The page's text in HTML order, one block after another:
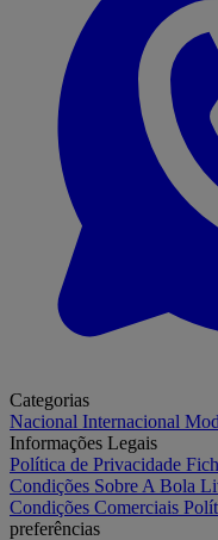
Categorias
Nacional Internacional
Informações Legais
Política de Privacidade
Condições Sobre A Bola
Condições Comerciais
preferências